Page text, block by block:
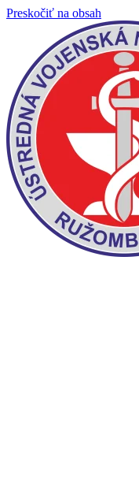
Preskočiť na obsah